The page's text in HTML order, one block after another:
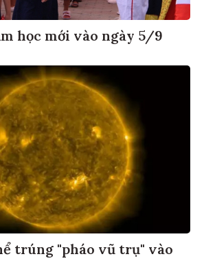
học mới vào ngày 5/9
trúng "pháo vũ trụ" vào